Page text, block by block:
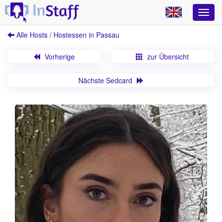
Alle Hosts / Hostessen in Passau
Vorherige zur Übersicht
Nächste Sedcard